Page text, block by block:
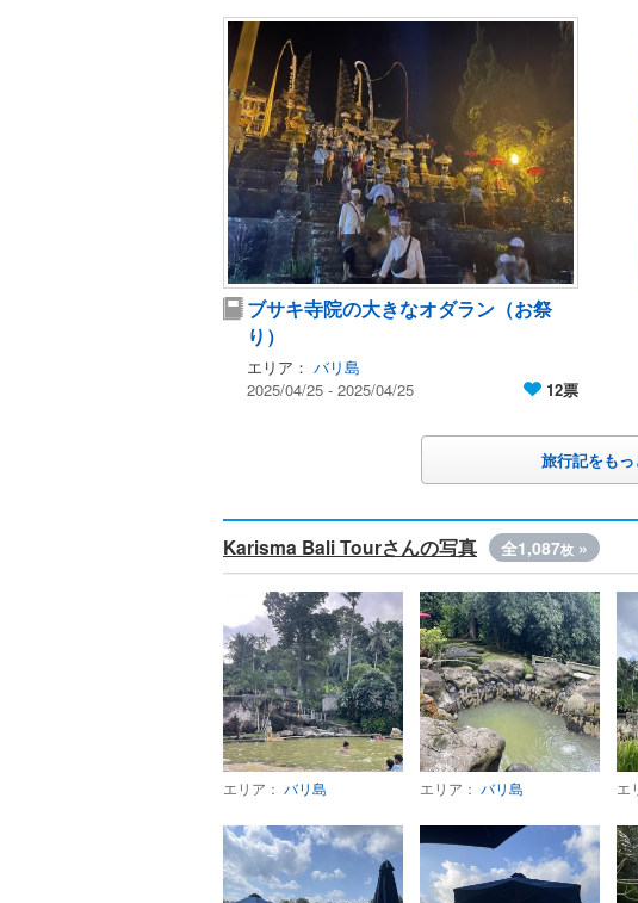
ブサキ寺院の大きなオダラン（お祭
り）
エリア： バリ島
2025/04/25 - 2025/04/25
12票
旅行記をも
Karisma Bali Tourさんの写真 全1,087枚 »
エリア： バリ島 エリア： バリ島 エ